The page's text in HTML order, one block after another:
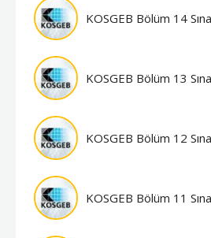
KOSGEB Bölüm 14
KOSGEB Bölüm 13
KOSGEB Bölüm 12
KOSGEB Bölüm 11